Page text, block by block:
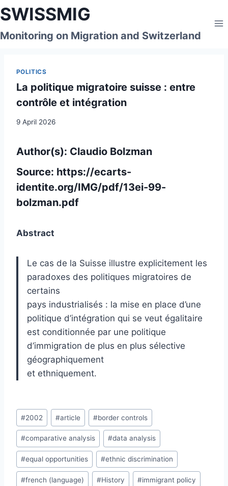
Skip
to
content
SWISSMIG
Monitoring on Migration and Switzerland
POLITICS
La politique migratoire suisse : entre
contrôle et intégration
9 April 2026
Author(s): Claudio Bolzman
Source: https://ecarts-
identite.org/IMG/pdf/13ei-99-
bolzman.pdf
Abstract
Le cas de la Suisse illustre explicitement les
paradoxes des politiques migratoires de
certains
pays industrialisés : la mise en place d’une
politique d’intégration qui se veut égalitaire
est conditionnée par une politique
d’immigration de plus en plus sélective
géographiquement
et ethniquement.
Post
Tags:
#2002 #article #border controls
#comparative analysis #data analysis
#equal opportunities #ethnic discrimination
#french (language) #History #immigrant policy